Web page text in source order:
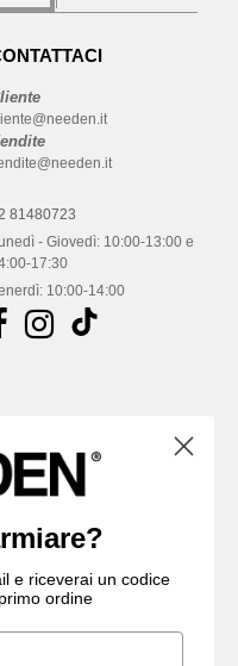
81480723
- Giovedì: 10:00-13:00 e
17:30
10:00-14:00
e riceverai un codice
ordine